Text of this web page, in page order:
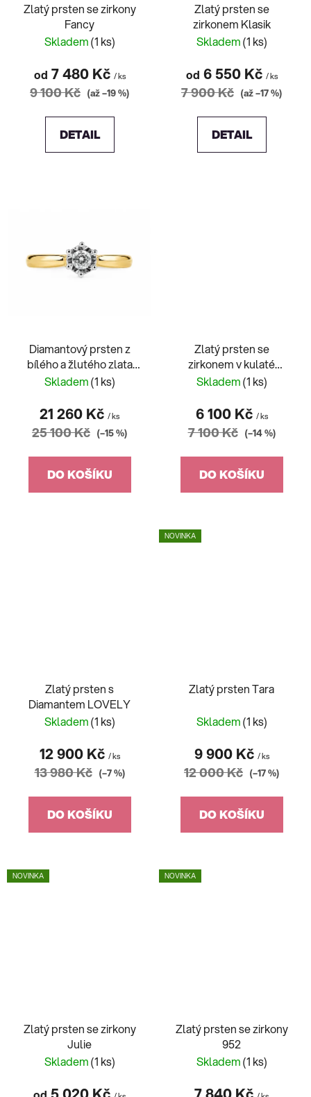
Zlatý prsten se zirkony
Fancy
Skladem(1 ks)
od 7 480 Kč / ks
9 100 Kč (až –19 %)
DETAIL
Zlatý prsten se
zirkonem Klasik
Skladem(1 ks)
od 6 550 Kč / ks
7 900 Kč (až –17 %)
DETAIL
Diamantový prsten z
bílého a žlutého zlata
gravírovaný
Skladem(1 ks)
21 260 Kč / ks
25 100 Kč (–15 %)
DO KOŠÍKU
Zlatý prsten se
zirkonem v kulaté
obrubě
Skladem(1 ks)
6 100 Kč / ks
7 100 Kč (–14 %)
DO KOŠÍKU
Zlatý prsten s
Diamantem LOVELY
Skladem(1 ks)
12 900 Kč / ks
13 980 Kč (–7 %)
DO KOŠÍKU
NOVINKA
Zlatý prsten Tara
Skladem(1 ks)
9 900 Kč / ks
12 000 Kč (–17 %)
DO KOŠÍKU
NOVINKA
Zlatý prsten se zirkony
Julie
Skladem(1 ks)
NOVINKA
Zlatý prsten se zirkony
952
Skladem(1 ks)